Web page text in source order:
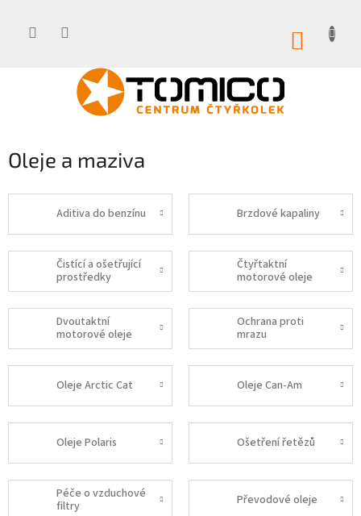
Oleje a maziva
Aditiva do benzínu Brzdové kapaliny
Čistící a ošetřující
prostředky
Čtyřtaktní
motorové oleje
Dvoutaktní
motorové oleje
Ochrana proti
mrazu
Oleje Arctic Cat Oleje Can-Am
Oleje Polaris Ošetření řetězů
Péče o vzduchové
filtry
Převodové oleje